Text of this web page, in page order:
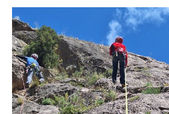
del
Pico
Casillas